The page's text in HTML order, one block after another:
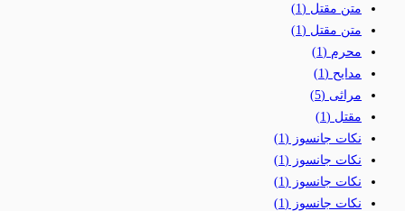
متن مقتل (1)
متن مقتل (1)
محرم (1)
مدایح (1)
مراثی (5)
مقتل (1)
نکات جانسوز (1)
نکات جانسوز (1)
نکات جانسوز (1)
نکات جانسوز (1)